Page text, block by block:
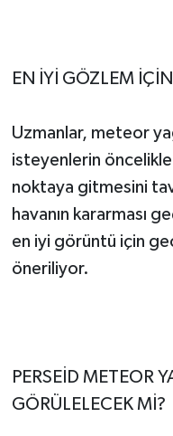
EN İYİ GÖZLEM
Uzmanlar, meteor
isteyenlerin öncelikle
noktaya gitmesini
havanın kararması
en iyi görüntü için
öneriliyor.
PERSEİD METEOR
GÖRÜLELECEK Mİ?